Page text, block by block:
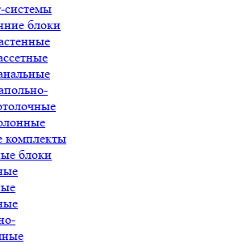
системы
блоки
комплекты
блоки